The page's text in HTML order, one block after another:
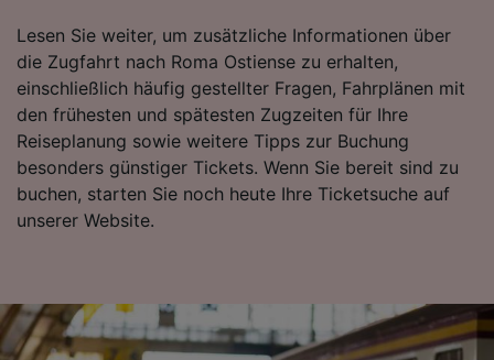
Lesen Sie weiter, um zusätzliche Informationen über
die Zugfahrt nach Roma Ostiense zu erhalten,
einschließlich häufig gestellter Fragen, Fahrplänen mit
den frühesten und spätesten Zugzeiten für Ihre
Reiseplanung sowie weitere Tipps zur Buchung
besonders günstiger Tickets. Wenn Sie bereit sind zu
buchen, starten Sie noch heute Ihre Ticketsuche auf
unserer Website.
Datenschutzrichtlinie. Diese Präferenzen
werden unseren Partnern signalisiert und
haben keinen Einfluss auf Surfdaten. Ihre
Daten werden nicht für Tracking-Zwecke
verwendet, wenn Sie uns gebeten haben, Ihr
Surfverhalten nicht zu verfolgen.
Wir und unsere Partner verarbeiten Daten, um
Folgendes bereitzustellen:
Verwendung genauer Standortdaten.
Personalisierte Werbung und Inhalte, Messung
von Werbeleistung und der Performance von